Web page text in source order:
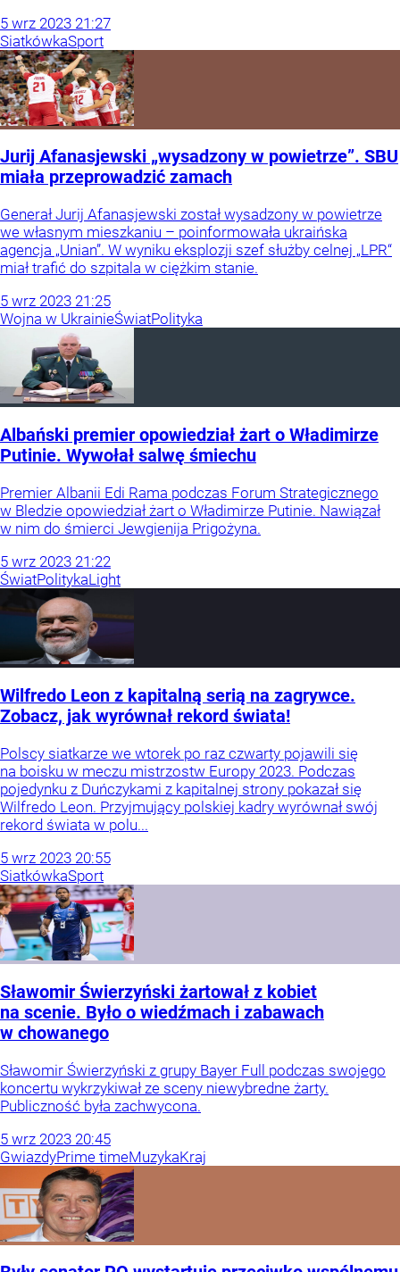
5 wrz 2023 21:27
SiatkówkaSport
Jurij Afanasjewski „wysadzony w powietrze”. SBU
miała przeprowadzić zamach
Generał Jurij Afanasjewski został wysadzony w powietrze
we własnym mieszkaniu – poinformowała ukraińska
agencja „Unian”. W wyniku eksplozji szef służby celnej „LPR“
miał trafić do szpitala w ciężkim stanie.
5 wrz 2023 21:25
Wojna w UkrainieŚwiatPolityka
Albański premier opowiedział żart o Władimirze
Putinie. Wywołał salwę śmiechu
Premier Albanii Edi Rama podczas Forum Strategicznego
w Bledzie opowiedział żart o Władimirze Putinie. Nawiązał
w nim do śmierci Jewgienija Prigożyna.
5 wrz 2023 21:22
ŚwiatPolitykaLight
Wilfredo Leon z kapitalną serią na zagrywce.
Zobacz, jak wyrównał rekord świata!
Polscy siatkarze we wtorek po raz czwarty pojawili się
na boisku w meczu mistrzostw Europy 2023. Podczas
pojedynku z Duńczykami z kapitalnej strony pokazał się
Wilfredo Leon. Przyjmujący polskiej kadry wyrównał swój
rekord świata w polu...
5 wrz 2023 20:55
SiatkówkaSport
Sławomir Świerzyński żartował z kobiet
na scenie. Było o wiedźmach i zabawach
w chowanego
Sławomir Świerzyński z grupy Bayer Full podczas swojego
koncertu wykrzykiwał ze sceny niewybredne żarty.
Publiczność była zachwycona.
5 wrz 2023 20:45
GwiazdyPrime timeMuzykaKraj